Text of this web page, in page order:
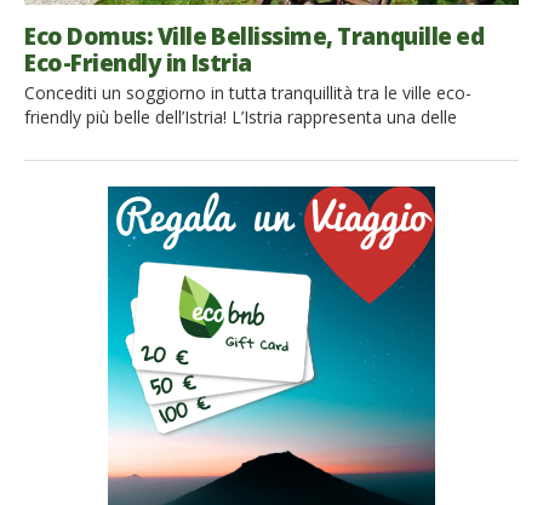
Eco Domus: Ville Bellissime, Tranquille ed
Eco-Friendly in Istria
Concediti un soggiorno in tutta tranquillità tra le ville eco-
friendly più belle dell’Istria! L’Istria rappresenta una delle
salute, benessere e connettersi con la natura. Chi è alla ricerca
di vacanze ecologiche ricche d’avventura adorerà questa
incantevole destinazione, così come chi è in cerca di privacy,